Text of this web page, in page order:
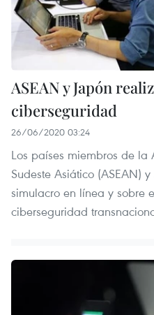
ASEAN y Japón
ciberseguridad
26/06/2020 03:24
Los países miembros de
Sudeste Asiático (ASEAN)
simulacro en línea y sobre
ciberseguridad